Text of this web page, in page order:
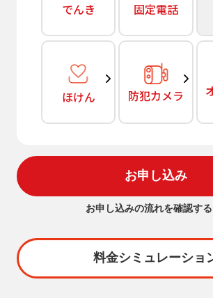
でんき 固定電話
ほけん 防犯カメラ
お申し込み
お申し込みの流れを確認する
料金シミュレーショ